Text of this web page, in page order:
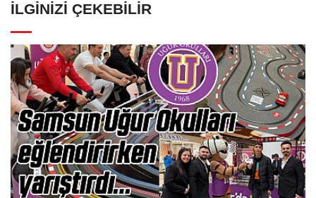
İLGINIZI ÇEKEBILIR